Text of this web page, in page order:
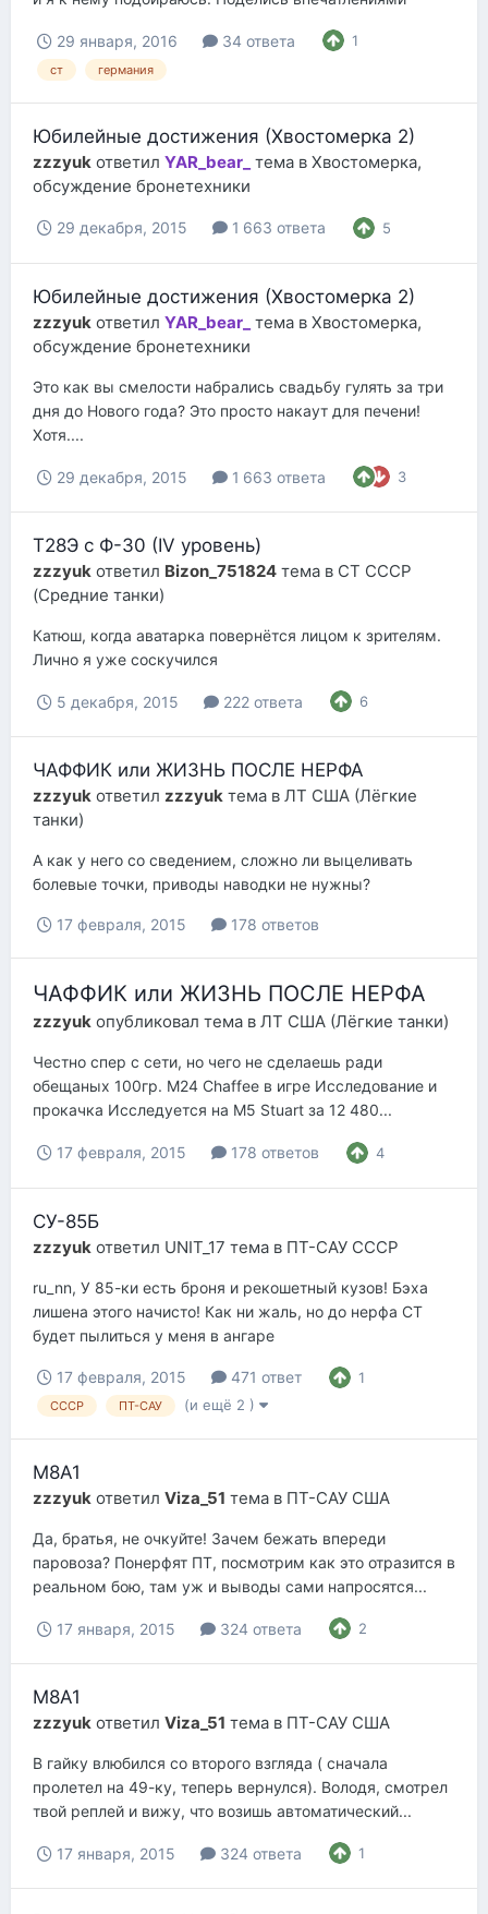
29 января, 2016 34 ответа 1
ст германия
Юбилейные достижения (Хвостомерка 2)
zzzyuk ответил YAR_bear_ тема в Хвостомерка,
обсуждение бронетехники
29 декабря, 2015 1 663 ответа 5
Юбилейные достижения (Хвостомерка 2)
zzzyuk ответил YAR_bear_ тема в Хвостомерка,
обсуждение бронетехники
Это как вы смелости набрались свадьбу гулять за три
дня до Нового года? Это просто накаут для печени!
Хотя....
29 декабря, 2015 1 663 ответа 3
Т28Э с Ф-30 (IV уровень)
zzzyuk ответил Bizon_751824 тема в СТ СССР
(Средние танки)
Катюш, когда аватарка повернётся лицом к зрителям.
Лично я уже соскучился
5 декабря, 2015 222 ответа 6
ЧАФФИК или ЖИЗНЬ ПОСЛЕ НЕРФА
zzzyuk ответил zzzyuk тема в ЛТ США (Лёгкие
танки)
А как у него со сведением, сложно ли выцеливать
болевые точки, приводы наводки не нужны?
17 февраля, 2015 178 ответов
ЧАФФИК или ЖИЗНЬ ПОСЛЕ НЕРФА
zzzyuk опубликовал тема в ЛТ США (Лёгкие танки)
Честно спер с сети, но чего не сделаешь ради
обещаных 100гр. M24 Chaffee в игре Исследование и
прокачка Исследуется на M5 Stuart за 12 480...
17 февраля, 2015 178 ответов 4
СУ-85Б
zzzyuk ответил UNIT_17 тема в ПТ-САУ СССР
ru_nn, У 85-ки есть броня и рекошетный кузов! Бэха
лишена этого начисто! Как ни жаль, но до нерфа СТ
будет пылиться у меня в ангаре
17 февраля, 2015 471 ответ 1
СССР ПТ-САУ (и ещё 2 )
М8А1
zzzyuk ответил Viza_51 тема в ПТ-САУ США
Да, братья, не очкуйте! Зачем бежать впереди
паровоза? Понерфят ПТ, посмотрим как это отразится в
реальном бою, там уж и выводы сами напросятся...
17 января, 2015 324 ответа 2
М8А1
zzzyuk ответил Viza_51 тема в ПТ-САУ США
В гайку влюбился со второго взгляда ( сначала
пролетел на 49-ку, теперь вернулся). Володя, смотрел
твой реплей и вижу, что возишь автоматический...
17 января, 2015 324 ответа 1